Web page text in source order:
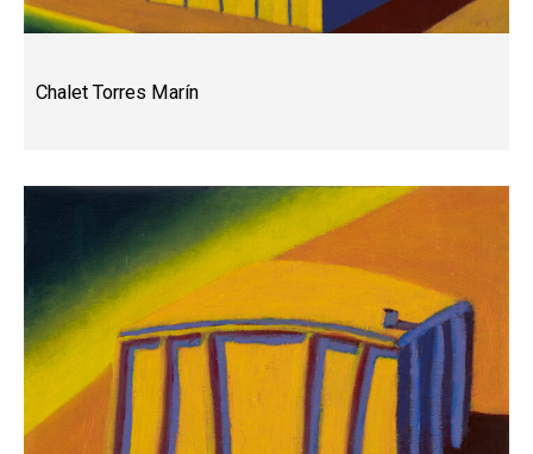
Chalet Torres Marín